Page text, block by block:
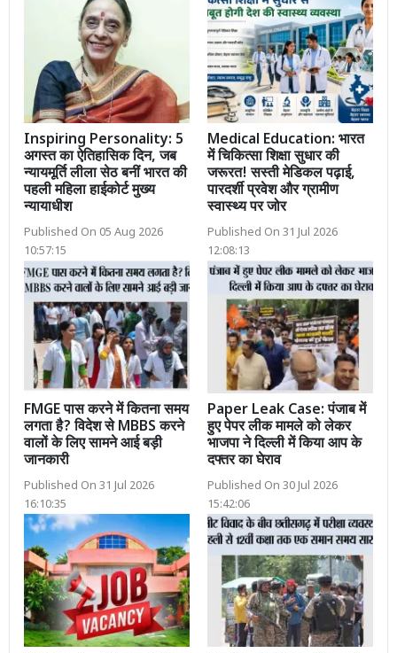
Inspiring Personality: 5
अगस्त का ऐतिहासिक दिन, जब
न्यायमूर्ति लीला सेठ बनीं भारत की
पहली महिला हाईकोर्ट मुख्य
न्यायाधीश
Published On 05 Aug 2026
10:57:15
Medical Education: भारत
में चिकित्सा शिक्षा सुधार की
जरूरत! सस्ती मेडिकल पढ़ाई,
पारदर्शी प्रवेश और ग्रामीण
स्वास्थ्य पर जोर
Published On 31 Jul 2026
12:08:13
FMGE पास करने में कितना समय
लगता है? विदेश से MBBS करने
वालों के लिए सामने आई बड़ी
जानकारी
Published On 31 Jul 2026
16:10:35
Paper Leak Case: पंजाब में
हुए पेपर लीक मामले को लेकर
भाजपा ने दिल्ली में किया आप के
दफ्तर का घेराव
Published On 30 Jul 2026
15:42:06